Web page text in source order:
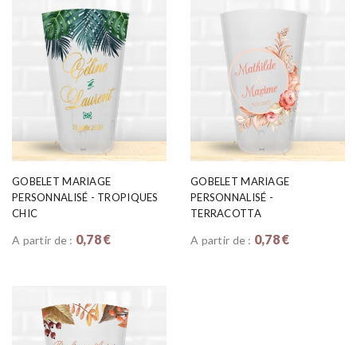
GOBELET MARIAGE
PERSONNALISÉ - TROPIQUES
CHIC
A partir de : 0,78 €
GOBELET MARIAGE
PERSONNALISÉ -
TERRACOTTA
A partir de : 0,78 €